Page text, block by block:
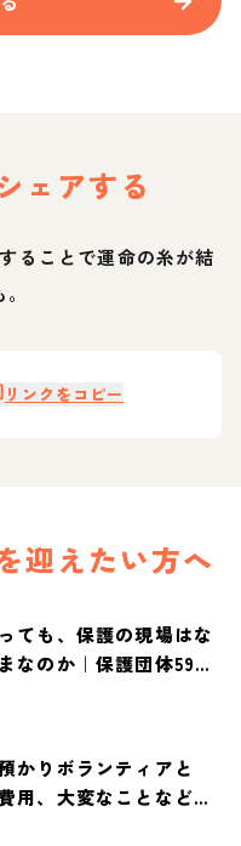
ェアする
ることで運命の糸が結
リンクをコピー
迎えたい方へ
ても、保護の現場はな
なのか｜保護団体59団
【保護犬・保護猫白書
かりボランティアと
用、大変なことなど紹